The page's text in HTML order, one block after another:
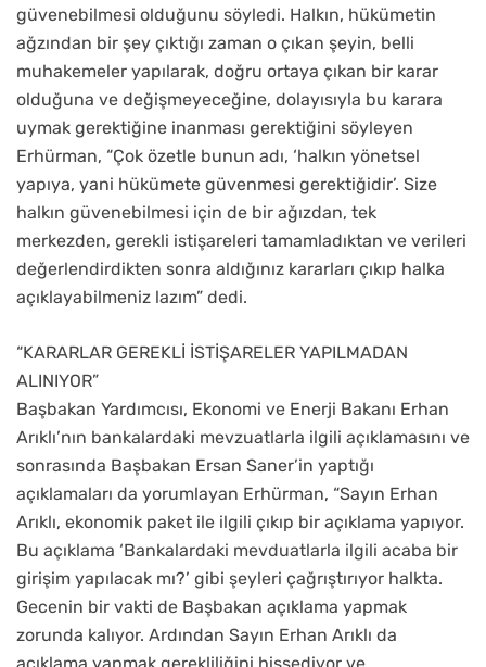
güvenebilmesi olduğunu söyledi. Halkın, hükümetin
ağzından bir şey çıktığı zaman o çıkan şeyin, belli
muhakemeler yapılarak, doğru ortaya çıkan bir karar
olduğuna ve değişmeyeceğine, dolayısıyla bu karara
uymak gerektiğine inanması gerektiğini söyleyen
Erhürman, “Çok özetle bunun adı, ‘halkın yönetsel
yapıya, yani hükümete güvenmesi gerektiğidir’. Size
halkın güvenebilmesi için de bir ağızdan, tek
merkezden, gerekli istişareleri tamamladıktan ve verileri
değerlendirdikten sonra aldığınız kararları çıkıp halka
açıklayabilmeniz lazım” dedi.
“KARARLAR GEREKLİ İSTİŞARELER YAPILMADAN
ALINIYOR”
Başbakan Yardımcısı, Ekonomi ve Enerji Bakanı Erhan
Arıklı’nın bankalardaki mevzuatlarla ilgili açıklamasını ve
sonrasında Başbakan Ersan Saner’in yaptığı
açıklamaları da yorumlayan Erhürman, “Sayın Erhan
Arıklı, ekonomik paket ile ilgili çıkıp bir açıklama yapıyor.
Bu açıklama ‘Bankalardaki mevduatlarla ilgili acaba bir
girişim yapılacak mı?’ gibi şeyleri çağrıştırıyor halkta.
Gecenin bir vakti de Başbakan açıklama yapmak
zorunda kalıyor. Ardından Sayın Erhan Arıklı da